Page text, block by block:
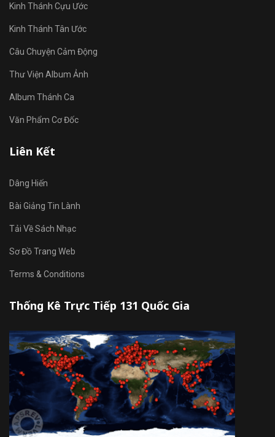
Kinh Thánh Cựu Ước
Kinh Thánh Tân Ước
Câu Chuyện Cảm Động
Thư Viện Album Ảnh
Album Thánh Ca
Văn Phẩm Cơ Đốc
Liên Kết
Dâng Hiến
Bài Giảng Tin Lành
Tải Về Sách Nhạc
Sơ Đồ Trang Web
Terms & Conditions
Thống Kê Trực Tiếp 131 Quốc Gia